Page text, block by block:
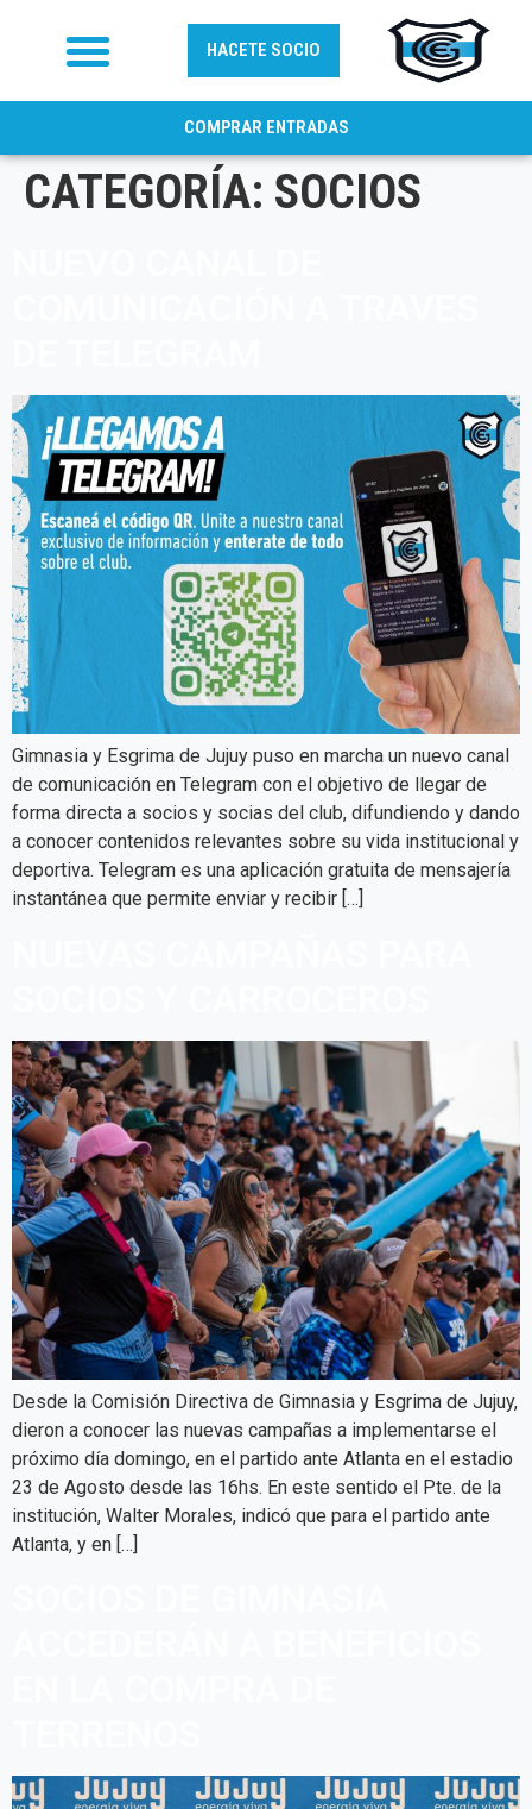
HACETE SOCIO
COMPRAR ENTRADAS
CATEGORÍA: SOCIOS
Gimnasia y Esgrima de Jujuy puso en marcha un nuevo canal
de comunicación en Telegram con el objetivo de llegar de
forma directa a socios y socias del club, difundiendo y dando
a conocer contenidos relevantes sobre su vida institucional y
deportiva. Telegram es una aplicación gratuita de mensajería
instantánea que permite enviar y recibir […]
Desde la Comisión Directiva de Gimnasia y Esgrima de Jujuy,
dieron a conocer las nuevas campañas a implementarse el
próximo día domingo, en el partido ante Atlanta en el estadio
23 de Agosto desde las 16hs. En este sentido el Pte. de la
institución, Walter Morales, indicó que para el partido ante
Atlanta, y en […]